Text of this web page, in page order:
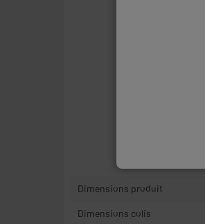
Dimensions produit
Dimensions colis